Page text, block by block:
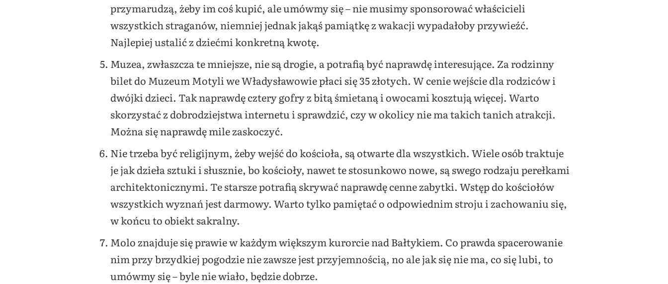
przymarudzą, żeby im coś kupić, ale umówmy się – nie musimy sponsorować właścicieli
wszystkich straganów, niemniej jednak jakąś pamiątkę z wakacji wypadałoby przywieźć.
Najlepiej ustalić z dziećmi konkretną kwotę.
Muzea, zwłaszcza te mniejsze, nie są drogie, a potrafią być naprawdę interesujące. Za rodzinny
bilet do Muzeum Motyli we Władysławowie płaci się 35 złotych. W cenie wejście dla rodziców i
dwójki dzieci. Tak naprawdę cztery gofry z bitą śmietaną i owocami kosztują więcej. Warto
skorzystać z dobrodziejstwa internetu i sprawdzić, czy w okolicy nie ma takich tanich atrakcji.
Można się naprawdę mile zaskoczyć.
Nie trzeba być religijnym, żeby wejść do kościoła, są otwarte dla wszystkich. Wiele osób traktuje
je jak dzieła sztuki i słusznie, bo kościoły, nawet te stosunkowo nowe, są swego rodzaju perełkami
architektonicznymi. Te starsze potrafią skrywać naprawdę cenne zabytki. Wstęp do kościołów
wszystkich wyznań jest darmowy. Warto tylko pamiętać o odpowiednim stroju i zachowaniu się,
w końcu to obiekt sakralny.
Molo znajduje się prawie w każdym większym kurorcie nad Bałtykiem. Co prawda spacerowanie
nim przy brzydkiej pogodzie nie zawsze jest przyjemnością, no ale jak się nie ma, co się lubi, to
umówmy się – byle nie wiało, będzie dobrze.